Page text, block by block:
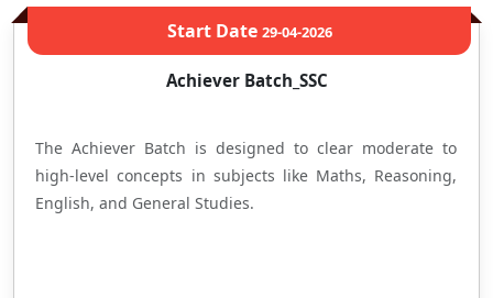
Start Date 29-04-2026
Achiever Batch_SSC
The Achiever Batch is designed to clear moderate to
high-level concepts in subjects like Maths, Reasoning,
English, and General Studies.